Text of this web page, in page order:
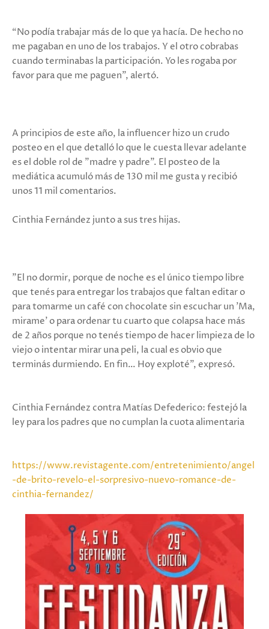
“No podía trabajar más de lo que ya hacía. De hecho no
me pagaban en uno de los trabajos. Y el otro cobrabas
cuando terminabas la participación. Yo les rogaba por
favor para que me paguen”, alertó.
A principios de este año, la influencer hizo un crudo
posteo en el que detalló lo que le cuesta llevar adelante
es el doble rol de "madre y padre". El posteo de la
mediática acumuló más de 130 mil me gusta y recibió
unos 11 mil comentarios.
Cinthia Fernández junto a sus tres hijas.
"El no dormir, porque de noche es el único tiempo libre
que tenés para entregar los trabajos que faltan editar o
para tomarme un café con chocolate sin escuchar un 'Ma,
mirame' o para ordenar tu cuarto que colapsa hace más
de 2 años porque no tenés tiempo de hacer limpieza de lo
viejo o intentar mirar una peli, la cual es obvio que
terminás durmiendo. En fin… Hoy exploté", expresó.
Cinthia Fernández contra Matías Defederico: festejó la
ley para los padres que no cumplan la cuota alimentaria
https://www.revistagente.com/entretenimiento/angel
-de-brito-revelo-el-sorpresivo-nuevo-romance-de-
cinthia-fernandez/